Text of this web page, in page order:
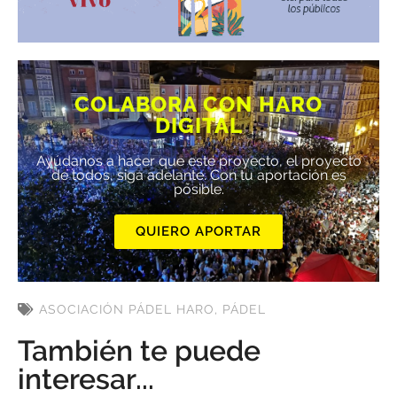
COLABORA CON HARO
DIGITAL
Ayúdanos a hacer que este proyecto, el proyecto
de todos, siga adelante. Con tu aportación es
posible.
QUIERO APORTAR
ASOCIACIÓN PÁDEL HARO, PÁDEL
También te puede
interesar...